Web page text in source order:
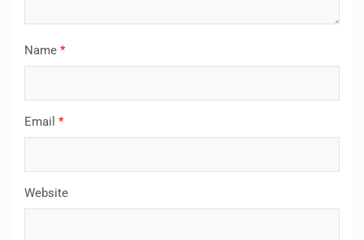
Name *
Email *
Website